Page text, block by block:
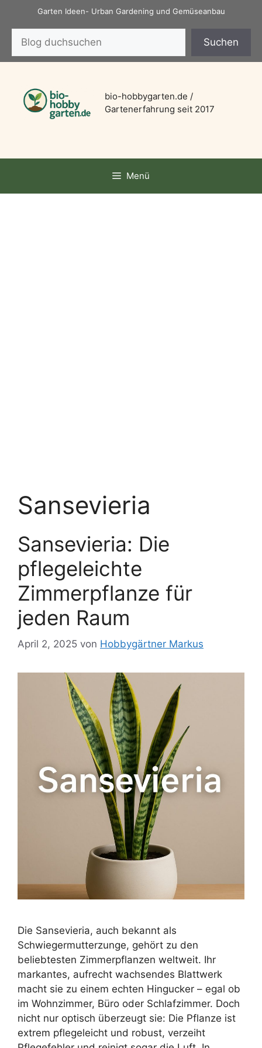
springen
Garten Ideen- Urban Gardening und Gemüseanbau
Suchen
bio-hobbygarten.de /
Gartenerfahrung seit 2017
Menü
Sansevieria
Sansevieria: Die
pflegeleichte
Zimmerpflanze für
jeden Raum
April 2, 2025 von Hobbygärtner Markus
Die Sansevieria, auch bekannt als
Schwiegermutterzunge, gehört zu den
beliebtesten Zimmerpflanzen weltweit. Ihr
markantes, aufrecht wachsendes Blattwerk
macht sie zu einem echten Hingucker – egal ob
im Wohnzimmer, Büro oder Schlafzimmer. Doch
nicht nur optisch überzeugt sie: Die Pflanze ist
extrem pflegeleicht und robust, verzeiht